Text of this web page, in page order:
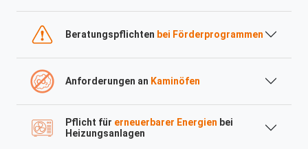
Beratungspflichten bei Förderprogrammen
Anforderungen an Kaminöfen
Pflicht für erneuerbarer Energien bei
Heizungsanlagen